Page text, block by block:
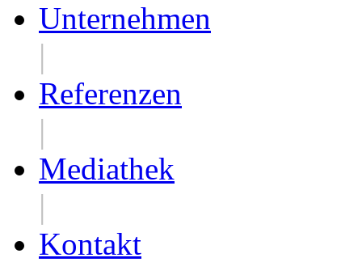
Unternehmen
|
Referenzen
|
Mediathek
|
Kontakt